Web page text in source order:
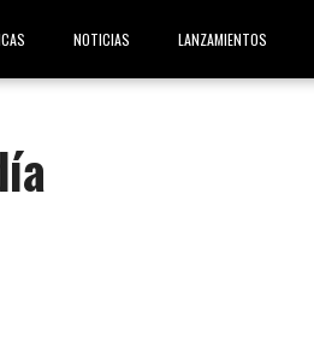
NOTICIAS LANZAMIENTOS